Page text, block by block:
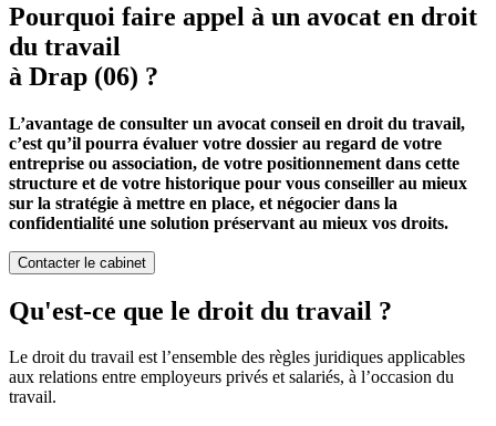
Pourquoi faire appel à un avocat en droit
du travail
à Drap (06) ?
L’avantage de consulter un avocat conseil en droit du travail,
c’est qu’il pourra évaluer votre dossier au regard de votre
entreprise ou association, de votre positionnement dans cette
structure et de votre historique pour vous conseiller au mieux
sur la stratégie à mettre en place, et négocier dans la
confidentialité une solution préservant au mieux vos droits.
Contacter le cabinet
Qu'est-ce que le droit du travail ?
Le droit du travail est l’ensemble des règles juridiques applicables
aux relations entre employeurs privés et salariés, à l’occasion du
travail.